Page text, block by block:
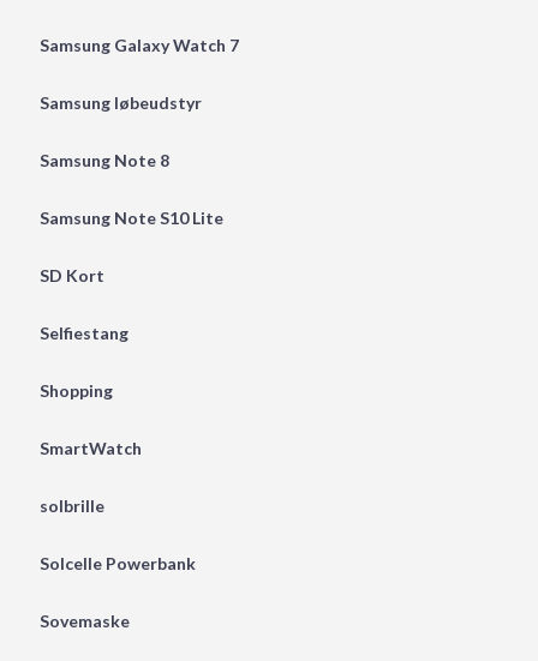
Samsung Galaxy Watch 7
Samsung løbeudstyr
Samsung Note 8
Samsung Note S10 Lite
SD Kort
Selfiestang
Shopping
SmartWatch
solbrille
Solcelle Powerbank
Sovemaske